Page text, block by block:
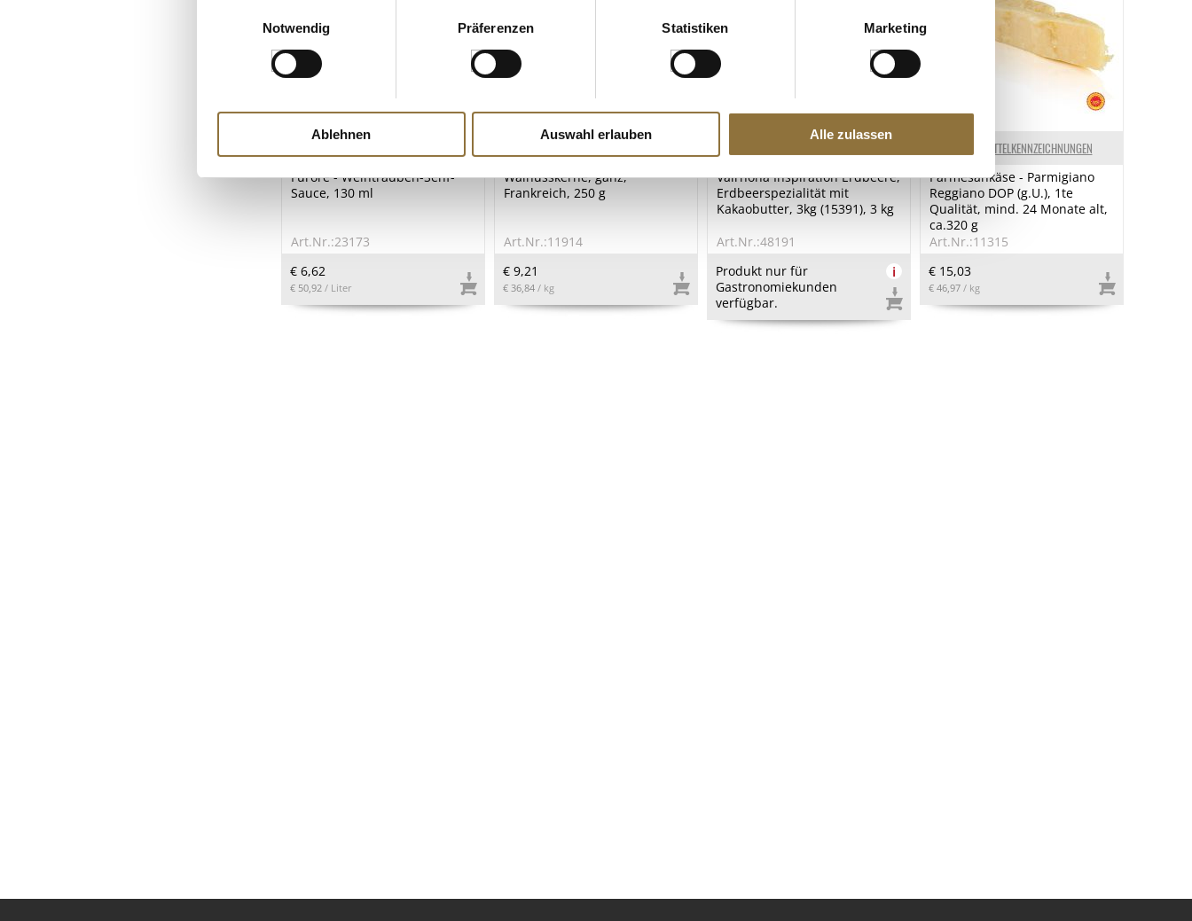
Notwendig
Präferenzen Statistiken Marketing
Ablehnen Auswahl erlauben Alle zulassen
Furore - Weintrauben-Senf-
Sauce, 130 ml
Art.Nr.:23173
€ 6,62
€ 50,92 / Liter
Walnusskerne, ganz,
Frankreich, 250 g
Art.Nr.:11914
€ 9,21
€ 36,84 / kg
Valrhona Inspiration Erdbeere,
Erdbeerspezialität mit
Kakaobutter, 3kg (15391), 3 kg
Art.Nr.:48191
Produkt nur für
Gastronomiekunden
verfügbar.
i
LEBENSMITTELKENNZEICHNUNGEN
Parmesankäse - Parmigiano
Reggiano DOP (g.U.), 1te
Qualität, mind. 24 Monate alt,
ca.320 g
Art.Nr.:11315
€ 15,03
€ 46,97 / kg